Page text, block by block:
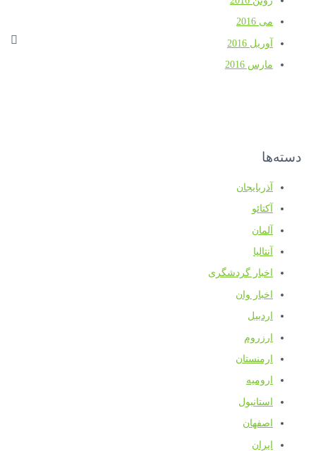
می 2016
آوریل 2016
مارس 2016
دسته‌ها
آذربایجان
آکتائو
آلمان
آنتالیا
اخبار گردشگری
اخبار وان
اردبیل
ارزروم
ارمنستان
ارومیه
استانبول
اصفهان
ایران